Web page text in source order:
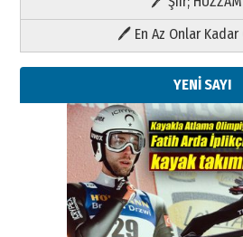
🖊 En Az Onlar Kadar
YENİ SAYI